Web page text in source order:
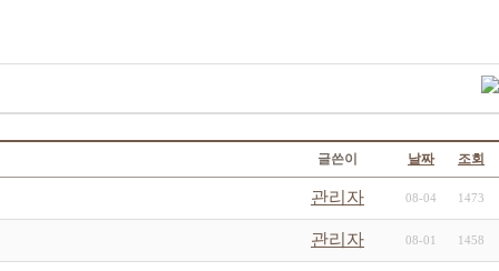
글쓴이 날짜 조회
관리자 08-04 1473
관리자 08-01 1458